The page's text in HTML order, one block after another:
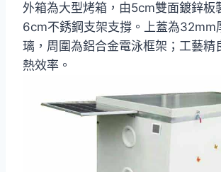
外箱為大型烤箱，由5cm雙面鍍鋅板
6cm不銹鋼支架支撐。上蓋為32mm
璃，周圍為鋁合金電泳框架；工藝精
熱效率。